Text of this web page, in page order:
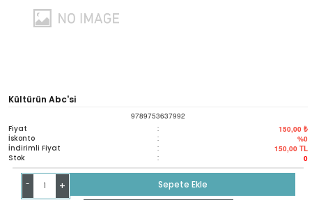
Kültürün Abc'si
9789753637992
Fiyat : 150,00 ₺
İskonto : %0
İndirimli Fiyat : 150,00 TL
Stok : 0
- +
Sepete Ekle